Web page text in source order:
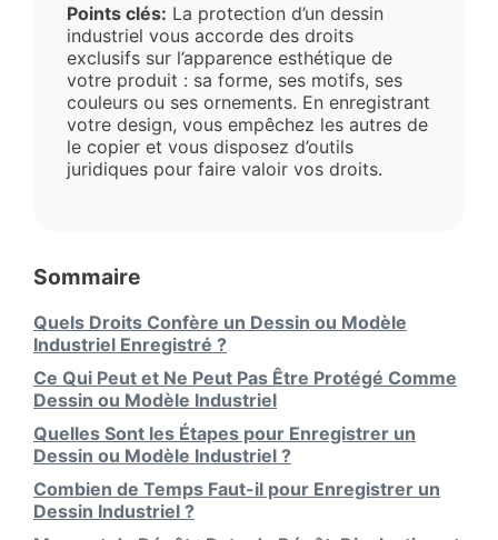
Points clés: La protection d’un dessin
industriel vous accorde des droits
exclusifs sur l’apparence esthétique de
votre produit : sa forme, ses motifs, ses
couleurs ou ses ornements. En enregistrant
votre design, vous empêchez les autres de
le copier et vous disposez d’outils
juridiques pour faire valoir vos droits.
Sommaire
Quels Droits Confère un Dessin ou Modèle
Industriel Enregistré ?
Ce Qui Peut et Ne Peut Pas Être Protégé Comme
Dessin ou Modèle Industriel
Quelles Sont les Étapes pour Enregistrer un
Dessin ou Modèle Industriel ?
Combien de Temps Faut-il pour Enregistrer un
Dessin Industriel ?